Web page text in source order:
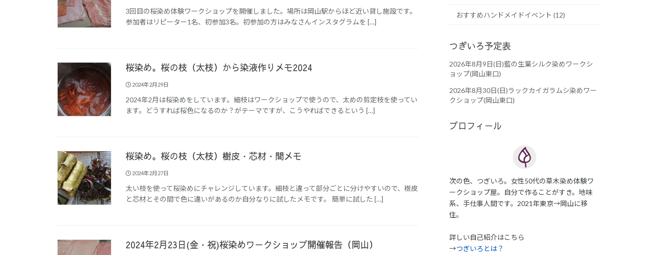
3回目の桜染め体験ワークショップを開催しました。場所は岡山駅からほど近い貸し施設です。
参加者はリピーター1名、初参加3名。初参加の方はみなさんインスタグラムを […]
桜染め。桜の枝（太枝）から染液作りメモ2024
2024年2月29日
2024年2月は桜染めをしています。細枝はワークショップで使うので、太めの剪定枝を使ってい
ます。どうすれば桜色になるのか？がテーマですが、こうやればできるという […]
桜染め。桜の枝（太枝）樹皮・芯材・間メモ
2024年2月27日
太い枝を使って桜染めにチャレンジしています。細枝と違って部分ごとに分けやすいので、樹皮
と芯材とその間で色に違いがあるのか自分なりに試したメモです。 簡単に試した […]
2024年2月23日(金・祝)桜染めワークショップ開催報告（岡山）
おすすめハンドメイドイベント (12)
つぎいろ予定表
2026年8月9日(日)藍の生葉シルク染めワークシ
ョップ(岡山東口)
2026年8月30日(日)ラックカイガラムシ染めワー
クショップ(岡山東口)
プロフィール
次の色、つぎいろ。女性50代の草木染め体験ワ
ークショップ屋。自分で作ることがすき。地味
系、手仕事人間です。2021年東京→岡山に移
住。
詳しい自己紹介はこちら
→つぎいろとは？